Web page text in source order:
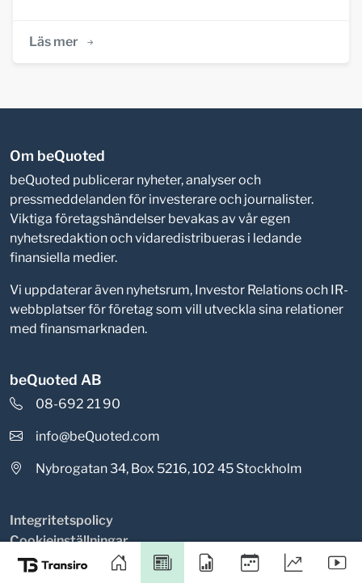
Läs mer
Om beQuoted
beQuoted publicerar nyheter, analyser och
pressmeddelanden för investerare och journalister.
Viktiga företagshändelser bevakas av vår egen
nyhetsredaktion och vidaredistribueras i ledande
finansiella medier.
Vi uppdaterar även nyhetsrum, Investor Relations och IR-
webbplatser för företag som vill utveckla sina relationer
med finansmarknaden.
beQuoted AB
08-692 21 90
info@beQuoted.com
Nybrogatan 34, Box 5216, 102 45 Stockholm
Integritetspolicy
Cookieinställningar